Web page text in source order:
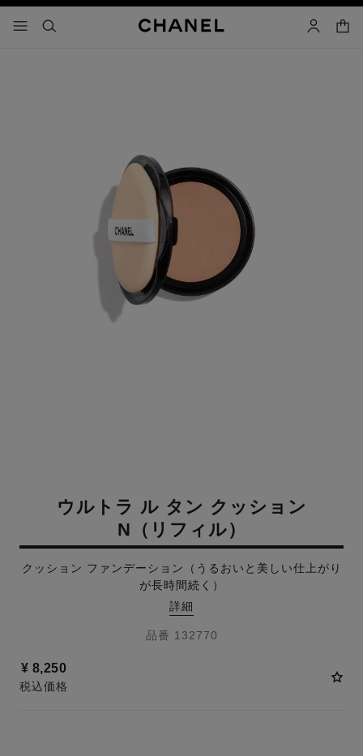
メニュー - メインナビゲーション
- メインナビゲーション
検索 マイアカ
カー
ウルトラ ル タン クッション
N（リフィル）
クッション ファンデーション（うるおいと美しい仕上がり
が長時間続く）
詳細
品番 132770
¥ 8,250
税込価格